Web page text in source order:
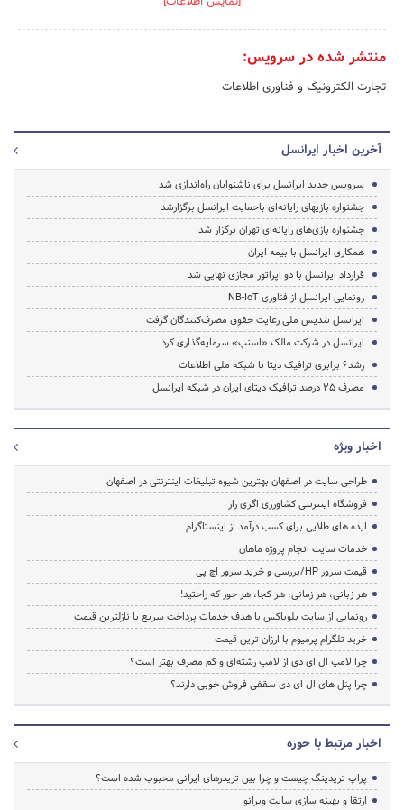
منتشر شده در سرویس:
تجارت الکترونیک و فناوری اطلاعات
آخرین اخبار ایرانسل
سرویس جدید ایرانسل برای ناشنوایان راه‌اندازی شد
جشنواره بازیهای رایانه‌ای باحمایت ایرانسل برگزارشد
جشنواره بازی‌های رایانه‌ای تهران برگزار شد
همکاری ایرانسل با بیمه ایران
قرارداد ایرانسل با دو اپراتور مجازی نهایی شد
رونمایی ایرانسل از فناوری NB-IoT
ایرانسل تندیس ملی رعایت حقوق مصرف‌کنندگان گرفت
ایرانسل در شرکت مالک «اسنپ» سرمایه‌گذاری کرد
رشد6 برابری ترافیک دیتا با شبکه ملی اطلاعات
مصرف 25 درصد ترافیک دیتای ایران در شبکه ایرانسل
اخبار ویژه
طراحی سایت در اصفهان بهترین شیوه تبلیغات اینترنتی در اصفهان
فروشگاه اینترنتی کشاورزی اگری راز
ایده های طلایی برای کسب درآمد از اینستاگرام
خدمات سایت انجام پروژه ماهان
قیمت سرور HP/بررسی و خرید سرور اچ پی
هر زبانی، هر زمانی، هر کجا، هر جور که راحتید!
رونمایی از سایت بلوباکس با هدف خدمات پرداخت سریع با نازلترین قیمت
خرید تلگرام پرمیوم با ارزان ترین قیمت
چرا لامپ ال ای دی از لامپ رشته‌ای و کم مصرف بهتر است؟
چرا پنل های ال ای دی سقفی فروش خوبی دارند؟
اخبار مرتبط با حوزه
پراپ تریدینگ چیست و چرا بین تریدرهای ایرانی محبوب شده است؟
ارتقا و بهینه سازی سایت وبرانو